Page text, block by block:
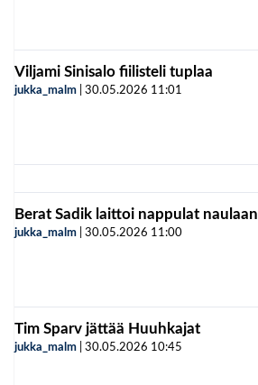
Viljami Sinisalo fiilisteli tuplaa
jukka_malm 30.05.2026 11:01
Berat Sadik laittoi nappulat naulaan
jukka_malm 30.05.2026 11:00
Tim Sparv jättää Huuhkajat
jukka_malm 30.05.2026 10:45